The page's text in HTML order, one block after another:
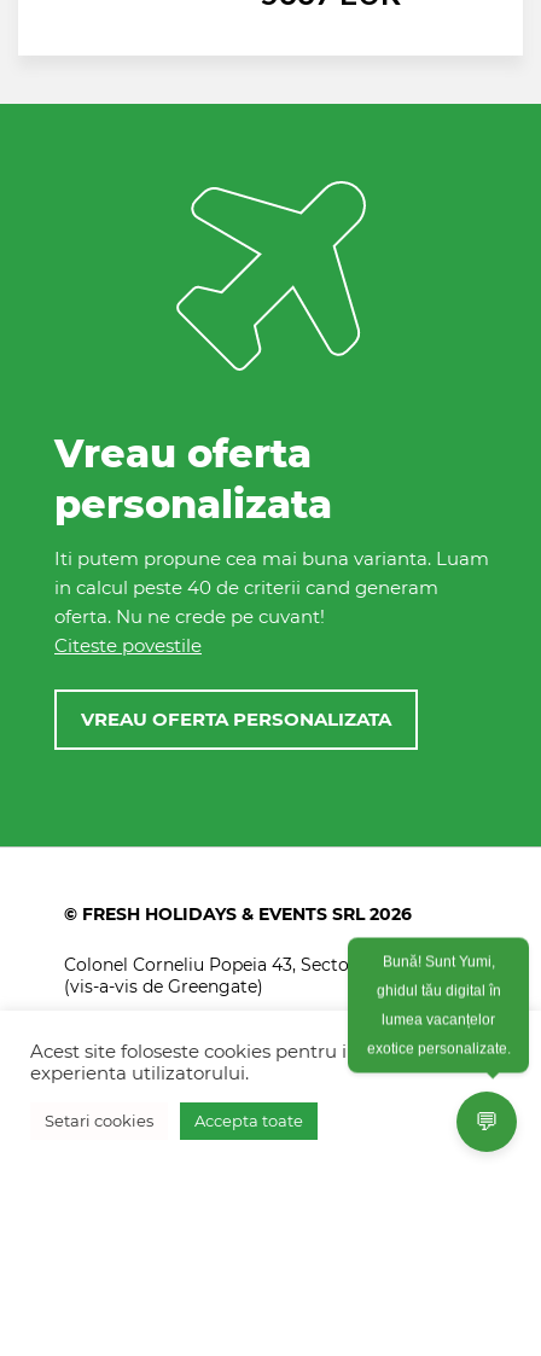
Vreau oferta
personalizata
Iti putem propune cea mai buna varianta. Luam
in calcul peste 40 de criterii cand generam
oferta. Nu ne crede pe cuvant!
Citeste povestile
VREAU OFERTA PERSONALIZATA
© FRESH HOLIDAYS & EVENTS SRL 2026
Colonel Corneliu Popeia 43, Sector 5, Bucuresti
(vis-a-vis de Greengate)
+40770 574 088
info@freshholidays.ro
Acest site foloseste cookies pentru imbunatati
experienta utilizatorului.
Setari cookies Accepta toate 💬
Bună! Sunt Yumi,
ghidul tău digital în
lumea vacanțelor
exotice personalizate.